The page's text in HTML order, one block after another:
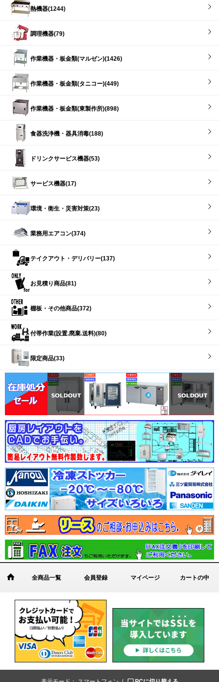
熱機器(1244)
調理機器(79)
作業機器・板金類(マルゼン)(1426)
作業機器・板金類(タニコー)(449)
作業機器・板金類(東製作所)(898)
食器洗浄機・器具消毒(188)
ドリンクサービス機器(53)
サービス機器(17)
環境・衛生・災害対策(23)
業務用エアコン(374)
テイクアウト・デリバリー(137)
お見積り商品(81)
棚板・その他商品(372)
付帯作業(設置.廃棄.送料)(80)
限定商品(33)
全商品一覧 会員登録 マイページ カートの中